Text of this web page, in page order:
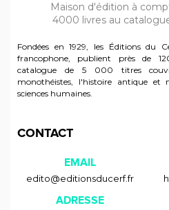
Maison d'édition à
4000 livres au
Fondées en 1929, les Éditions du
francophone, publient près de
catalogue de 5 000 titres
monothéistes, l'histoire antique et
sciences humaines.
CONTACT
EMAIL
edito@editionsducerf.fr
ADRESSE